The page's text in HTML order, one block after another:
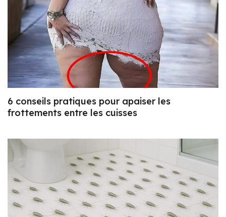
6 conseils pratiques pour apaiser les
frottements entre les cuisses